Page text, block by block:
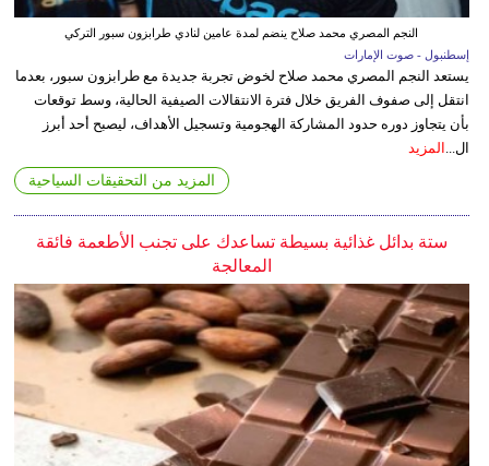
النجم المصري محمد صلاح ينضم لمدة عامين لنادي طرابزون سبور التركي
إسطنبول - صوت الإمارات
يستعد النجم المصري محمد صلاح لخوض تجربة جديدة مع طرابزون سبور، بعدما
انتقل إلى صفوف الفريق خلال فترة الانتقالات الصيفية الحالية، وسط توقعات
بأن يتجاوز دوره حدود المشاركة الهجومية وتسجيل الأهداف، ليصبح أحد أبرز
ال... المزيد
المزيد من التحقيقات السياحية
ستة بدائل غذائية بسيطة تساعدك على تجنب الأطعمة فائقة
المعالجة